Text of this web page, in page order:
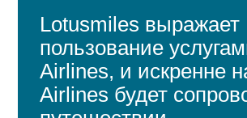
Lotusmiles выражает
пользование
Airlines, и искренне
Airlines будет